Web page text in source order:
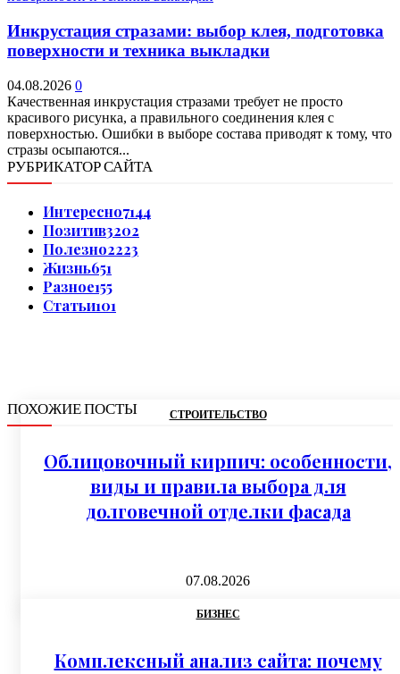
Инкрустация стразами: выбор клея, подготовка
поверхности и техника выкладки
04.08.2026 0
Качественная инкрустация стразами требует не просто
красивого рисунка, а правильного соединения клея с
поверхностью. Ошибки в выборе состава приводят к тому, что
стразы осыпаются...
РУБРИКАТОР САЙТА
Интересно7144
Позитив3202
Полезно2223
Жизнь651
Разное155
Статьи101
ПОХОЖИЕ ПОСТЫ СТРОИТЕЛЬСТВО
Облицовочный кирпич: особенности,
виды и правила выбора для
долговечной отделки фасада
07.08.2026
БИЗНЕС
Комплексный анализ сайта: почему